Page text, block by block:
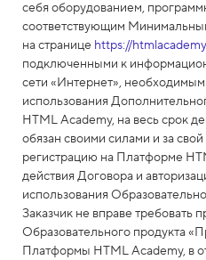
себя оборудованием,
соответствующим
на странице https://
подключенными к
сети «Интернет»,
использования
HTML Academy, на весь срок
обязан своими силами и за
регистрацию на Платформе
действия Договора и
использования
Заказчик не вправе требовать
Образовательного продукта
Платформы HTML Academy, в